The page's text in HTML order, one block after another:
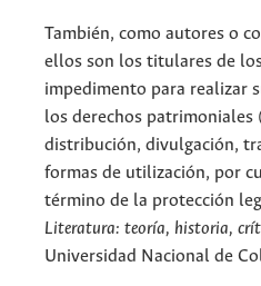
También, como autores o
ellos son los titulares de
impedimento para realizar
los derechos patrimoniales
distribución, divulgación,
formas de utilización, por
término de la protección
Literatura: teoría, historia,
Universidad Nacional de